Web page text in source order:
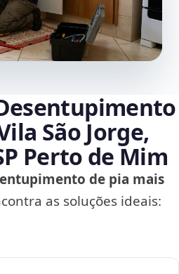
São Jorge,
Perto de Mim
de pia mais
as soluções ideais: